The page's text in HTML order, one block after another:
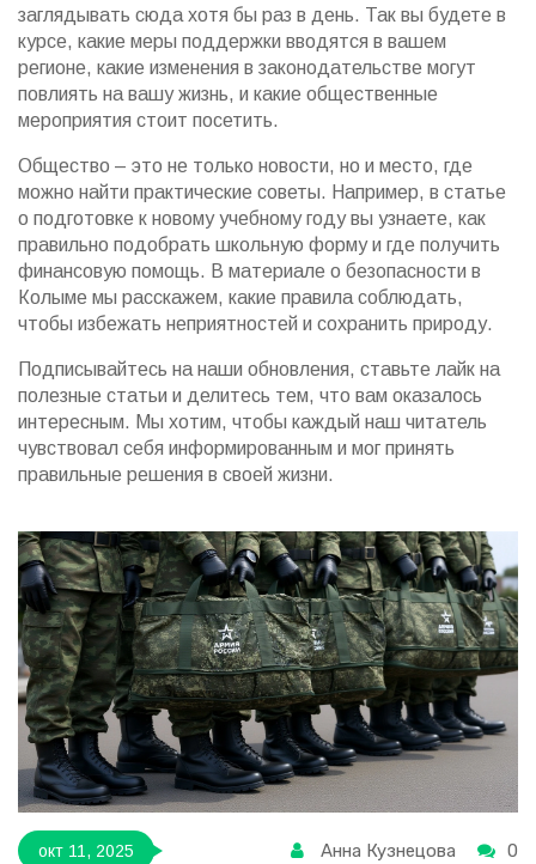
заглядывать сюда хотя бы раз в день. Так вы будете в
курсе, какие меры поддержки вводятся в вашем
регионе, какие изменения в законодательстве могут
повлиять на вашу жизнь, и какие общественные
мероприятия стоит посетить.
Общество – это не только новости, но и место, где
можно найти практические советы. Например, в статье
о подготовке к новому учебному году вы узнаете, как
правильно подобрать школьную форму и где получить
финансовую помощь. В материале о безопасности в
Колыме мы расскажем, какие правила соблюдать,
чтобы избежать неприятностей и сохранить природу.
Подписывайтесь на наши обновления, ставьте лайк на
полезные статьи и делитесь тем, что вам оказалось
интересным. Мы хотим, чтобы каждый наш читатель
чувствовал себя информированным и мог принять
правильные решения в своей жизни.
окт 11, 2025 Анна Кузнецова 0